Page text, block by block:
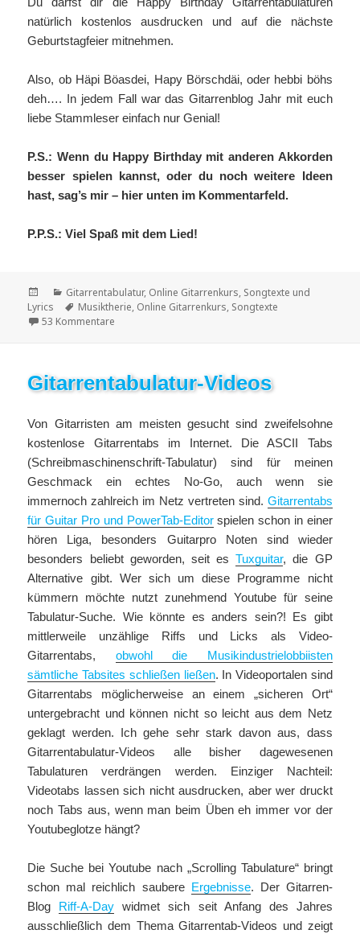
natürlich kostenlos ausdrucken und auf die nächste
Geburtstagfeier mitnehmen.
Also, ob Häpi Böasdei, Hapy Börschdäi, oder hebbi böhs
deh…. In jedem Fall war das Gitarrenblog Jahr mit euch
liebe Stammleser einfach nur Genial!
P.S.: Wenn du Happy Birthday mit anderen Akkorden
besser spielen kannst, oder du noch weitere Ideen
hast, sag’s mir – hier unten im Kommentarfeld.
P.P.S.: Viel Spaß mit dem Lied!
Veröffentlicht
am
Kategorien
Gitarrentabulatur, Online Gitarrenkurs, Songtexte und
Lyrics
Schlagwörter
Musiktherie, Online Gitarrenkurs, Songtexte
53 Kommentare
Gitarrentabulatur-Videos
Von Gitarristen am meisten gesucht sind zweifelsohne
kostenlose Gitarrentabs im Internet. Die ASCII Tabs
(Schreibmaschinenschrift-Tabulatur) sind für meinen
Geschmack ein echtes No-Go, auch wenn sie
immernoch zahlreich im Netz vertreten sind. Gitarrentabs
für Guitar Pro und PowerTab-Editorspielen schon in einer
hören Liga, besonders Guitarpro Noten sind wieder
besonders beliebt geworden, seit esTuxguitar, die GP
Alternative gibt. Wer sich um diese Programme nicht
kümmern möchte nutzt zunehmend Youtube für seine
Tabulatur-Suche. Wie könnte es anders sein?! Es gibt
mittlerweile unzählige Riffs und Licks als Video-
Gitarrentabs, obwohl die Musikindustrielobbiisten
sämtliche Tabsites schließen ließen. In Videoportalen sind
Gitarrentabs möglicherweise an einem „sicheren Ort“
untergebracht und können nicht so leicht aus dem Netz
geklagt werden. Ich gehe sehr stark davon aus, dass
Gitarrentabulatur-Videos alle bisher dagewesenen
Tabulaturen verdrängen werden. Einziger Nachteil:
Videotabs lassen sich nicht ausdrucken, aber wer druckt
noch Tabs aus, wenn man beim Üben eh immer vor der
Youtubeglotze hängt?
Die Suche bei Youtube nach „Scrolling Tabulature“ bringt
schon mal reichlich saubere Ergebnisse. Der Gitarren-
Blog Riff-A-Day widmet sich seit Anfang des Jahres
ausschließlich dem Thema Gitarrentab-Videos und zeigt